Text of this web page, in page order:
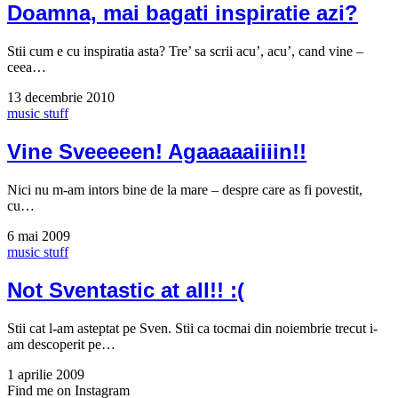
Doamna, mai bagati inspiratie azi?
Stii cum e cu inspiratia asta? Tre’ sa scrii acu’, acu’, cand vine –
ceea…
13 decembrie 2010
music stuff
Vine Sveeeeen! Agaaaaaiiiin!!
Nici nu m-am intors bine de la mare – despre care as fi povestit,
cu…
6 mai 2009
music stuff
Not Sventastic at all!! :(
Stii cat l-am asteptat pe Sven. Stii ca tocmai din noiembrie trecut i-
am descoperit pe…
1 aprilie 2009
Find me on Instagram